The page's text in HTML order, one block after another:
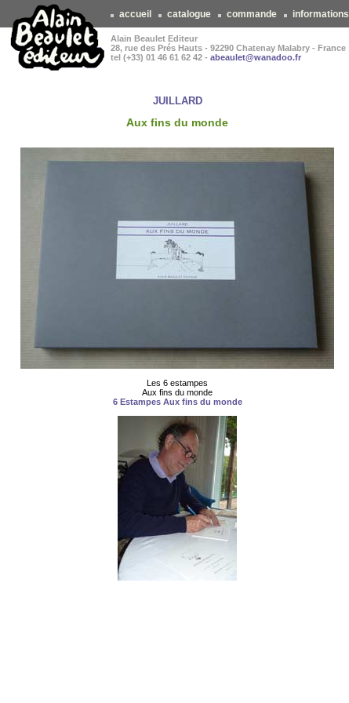
accueil catalogue commande informations
Alain Beaulet Editeur
28, rue des Prés Hauts - 92290 Chatenay Malabry - France
tel (+33) 01 46 61 62 42 - abeaulet@wanadoo.fr
JUILLARD
Aux fins du monde
Les 6 estampes
Aux fins du monde
6 Estampes Aux fins du monde